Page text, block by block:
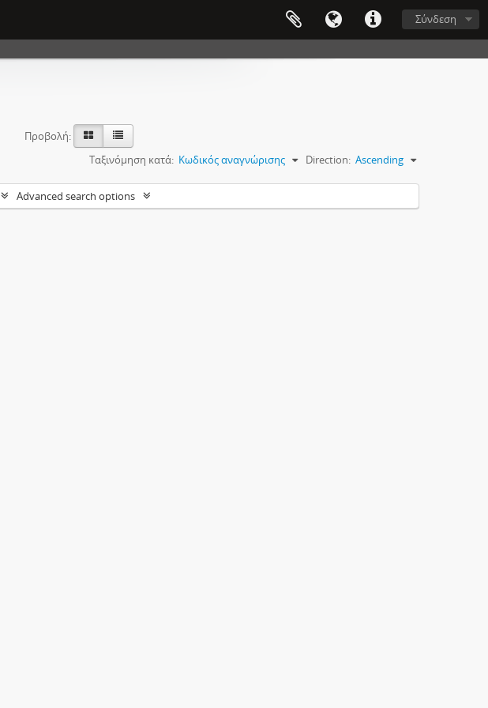
Σύνδεση
Προβολή:
Ταξινόμηση κατά: Κωδικός αναγνώρισης Direction: Ascending
Advanced search options